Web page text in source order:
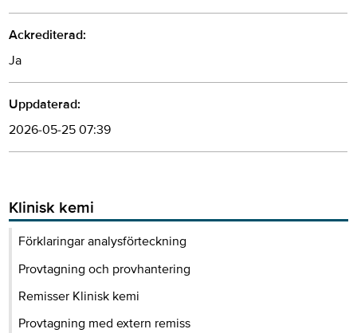
Ackrediterad:
Ja
Uppdaterad:
2026-05-25 07:39
Klinisk kemi
Förklaringar analysförteckning
Provtagning och provhantering
Remisser Klinisk kemi
Provtagning med extern remiss